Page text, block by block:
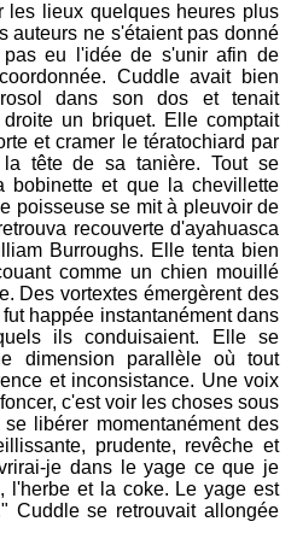
les lieux quelques heures plus
auteurs ne s'étaient pas donné
eu l'idée de s'unir afin de
Cuddle avait bien
dans son dos et tenait
un briquet. Elle comptait
et cramer le tératochiard par
la tête de sa tanière. Tout se
bobinette et que la chevillette
poisseuse se mit à pleuvoir de
recouverte d'ayahuasca
Burroughs. Elle tenta bien
comme un chien mouillé
Des vortextes émergèrent des
happée instantanément dans
ils conduisaient. Elle se
dimension parallèle où tout
et inconsistance. Une voix
c'est voir les choses sous
libérer momentanément des
prudente, revêche et
je dans le yage ce que je
l'herbe et la coke. Le yage est
Cuddle se retrouvait allongée